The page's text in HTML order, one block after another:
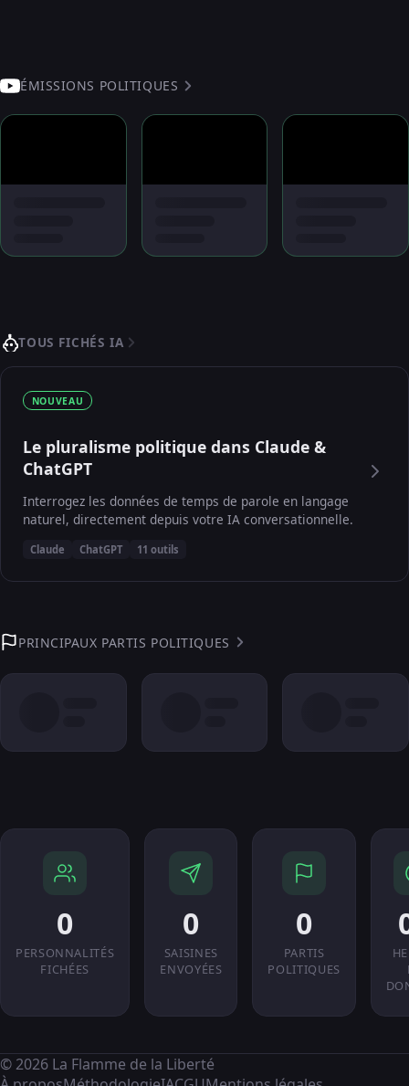
ÉMISSIONS POLITIQUES
TOUS FICHÉS IA
NOUVEAU
Le pluralisme politique dans Claude &
ChatGPT
Interrogez les données de temps de parole en langage
naturel, directement depuis votre IA conversationnelle.
Claude ChatGPT 11 outils
PRINCIPAUX PARTIS POLITIQUES
0
PERSONNALITÉS
FICHÉES
0
SAISINES
ENVOYÉES
0
PARTIS
POLITIQUES
© 2026 La Flamme de la Liberté